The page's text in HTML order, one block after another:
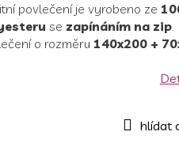
povlečení je vyrobeno ze
se zapínáním na zip.
o rozměru 140x200 +